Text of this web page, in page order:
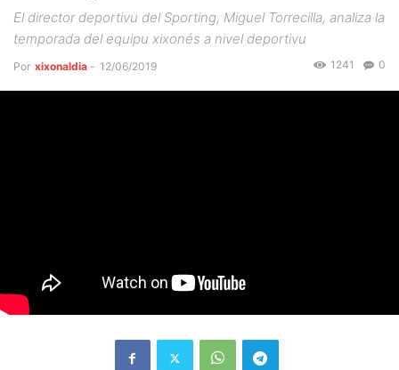
El director deportivu del Sporting, Miguel Torrecilla, analiza la
temporada del equipu xixonés a nivel deportivu
Por xixonaldia - 12/06/2019 0
1241